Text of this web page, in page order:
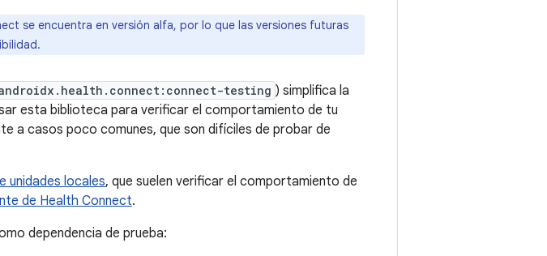
se encuentra en versión alfa, por lo que las versiones futuras
testing ) simplifica la
esta biblioteca para verificar el comportamiento de tu
a casos poco comunes, que son difíciles de probar de
unidades locales, que suelen verificar el comportamiento de
de Health Connect.
dependencia de prueba: